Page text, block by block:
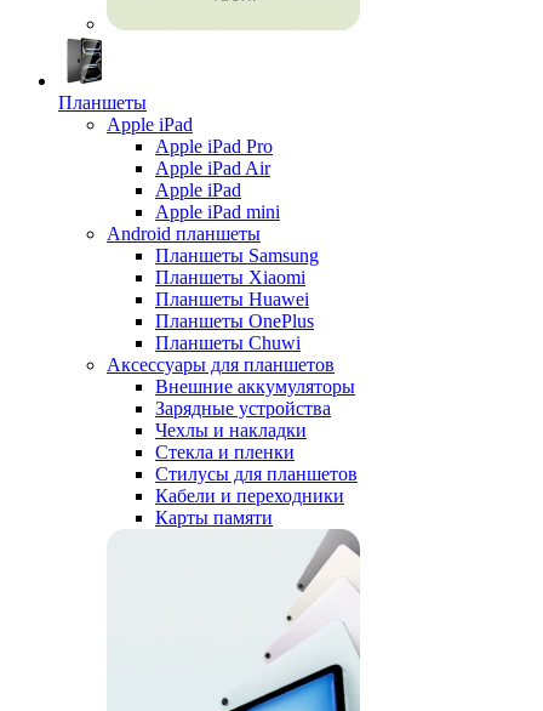
Планшеты
Apple iPad
Apple iPad Pro
Apple iPad Air
Apple iPad
Apple iPad mini
Android планшеты
Планшеты Samsung
Планшеты Xiaomi
Планшеты Huawei
Планшеты OnePlus
Планшеты Chuwi
Аксессуары для планшетов
Внешние аккумуляторы
Зарядные устройства
Чехлы и накладки
Стекла и пленки
Стилусы для планшетов
Кабели и переходники
Карты памяти